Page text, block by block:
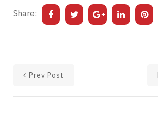
Share:
Prev Post